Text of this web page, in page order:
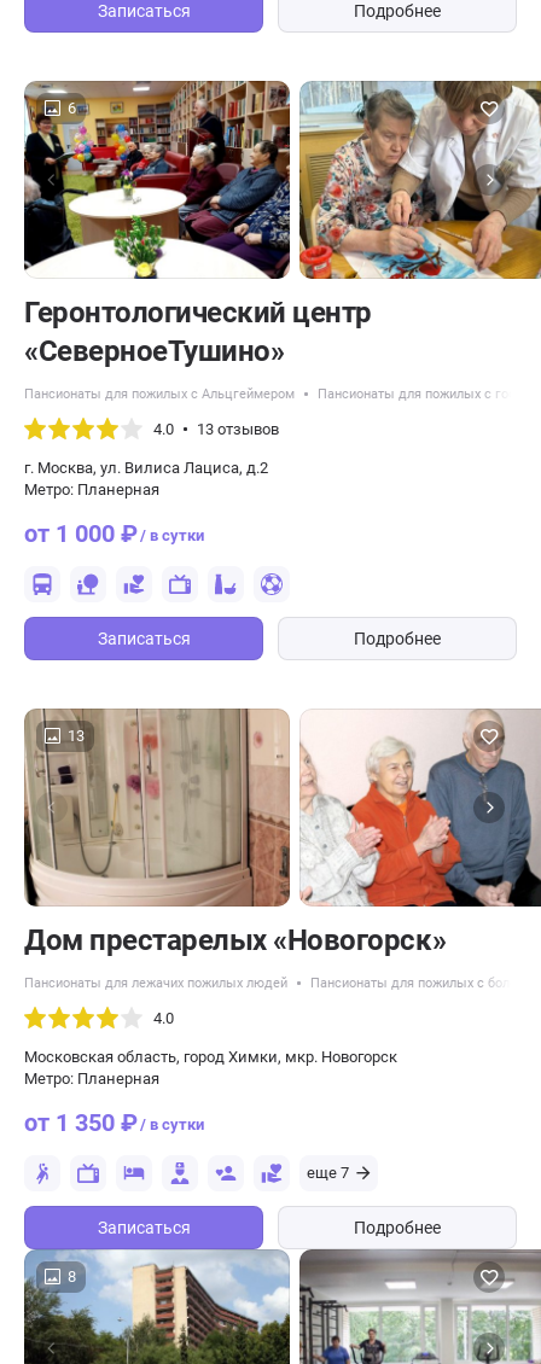
Записаться Подробнее
6
Геронтологический центр
«СеверноеТушино»
Пансионаты для пожилых с Альцгеймером Пансионаты для пожилых с гос
4.0 13 отзывов
г. Москва, ул. Вилиса Лациса, д.2
Метро: Планерная
от 1 000 ₽/ в сутки
Записаться Подробнее
13
Дом престарелых «Новогорск»
Пансионаты для лежачих пожилых людей Пансионаты для пожилых с
4.0
Московская область, город Химки, мкр. Новогорск
Метро: Планерная
от 1 350 ₽/ в сутки
еще 7
Записаться Подробнее
8